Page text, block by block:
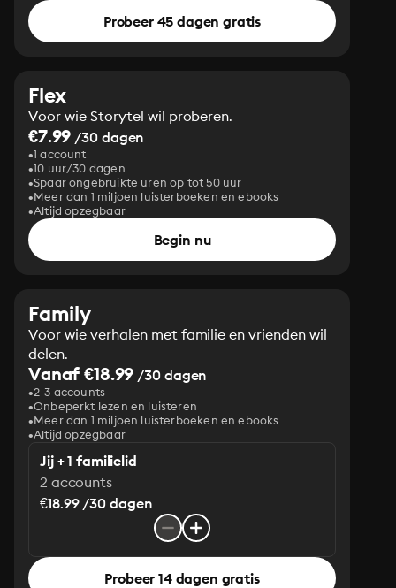
Probeer 45 dagen gratis
Flex
Voor wie Storytel wil proberen.
€7.99 /30 dagen
1 account
10 uur/30 dagen
Spaar ongebruikte uren op tot 50 uur
Meer dan 1 miljoen luisterboeken en ebooks
Altijd opzegbaar
Begin nu
Family
Voor wie verhalen met familie en vrienden wil
delen.
Vanaf €18.99 /30 dagen
2-3 accounts
Onbeperkt lezen en luisteren
Meer dan 1 miljoen luisterboeken en ebooks
Altijd opzegbaar
Jij + 1 familielid
2 accounts
€18.99 /30 dagen
Probeer 14 dagen gratis